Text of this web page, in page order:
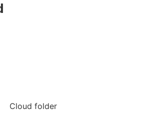
Cloud folder